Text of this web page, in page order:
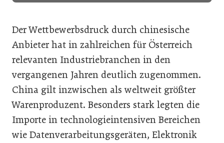
Der Wettbewerbsdruck durch chinesische
Anbieter hat in zahlreichen für Österreich
relevanten Industriebranchen in den
vergangenen Jahren deutlich zugenommen.
China gilt inzwischen als weltweit größter
Warenproduzent. Besonders stark legten die
Importe in technologieintensiven Bereichen
wie Datenverarbeitungsgeräten, Elektronik